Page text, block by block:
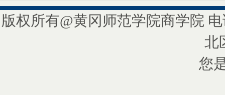
版权所有@黄冈师范学院商学院
北
您